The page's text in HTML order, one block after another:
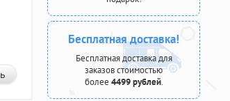
Бесплатная доставка!
Бесплатная доставка для
заказов стоимостью
более 4499 рублей.